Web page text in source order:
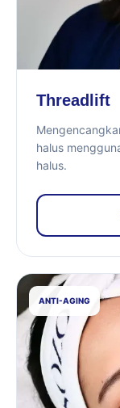
Threadlift
halus
halus.
ANTI-AGING